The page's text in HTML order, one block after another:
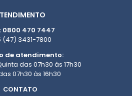
0800 470 7447
(47) 3431-7800
de atendimento:
das 07h30 às 17h30
07h30 às 16h30
CONTATO